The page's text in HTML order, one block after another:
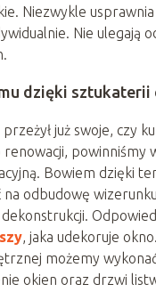
Niezwykle
Nie ulegają
dzięki sztukaterii
przeżył już swoje, czy
powinniśmy
Bowiem dzięki
na odbudowę
, jaka udekoruje
możemy
okien oraz drzwi